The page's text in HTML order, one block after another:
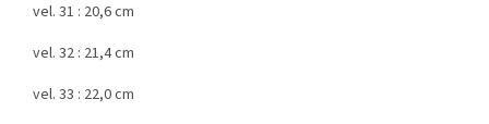
vel. 31 : 20,6 cm
vel. 32 : 21,4 cm
vel. 33 : 22,0 cm